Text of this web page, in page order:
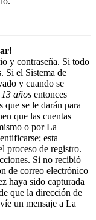
y contraseña. Si todo
Si el Sistema de
y cuando se
años entonces
que se le darán para
que las cuentas
o por La
esta
proceso de registro.
Si no recibió
de correo electrónico
haya sido capturada
que la dirección de
un mensaje a La